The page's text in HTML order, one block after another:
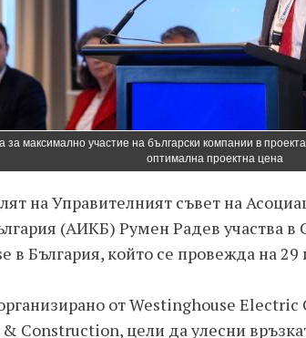
максимално участие на български компании в
оптимална проектна цена
на Управителният съвет на
(АИКБ) Румен Радев участва
в България, който се провежда на 29
от Westinghouse Electric
Construction, цели да улесни